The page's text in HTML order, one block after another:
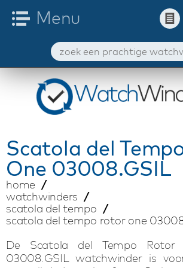
Scatola del
One 03008.GSIL
home
watchwinders
scatola del tempo
scatola del tempo rotor one
De Scatola del Tempo Rotor
03008.GSIL watchwinder is